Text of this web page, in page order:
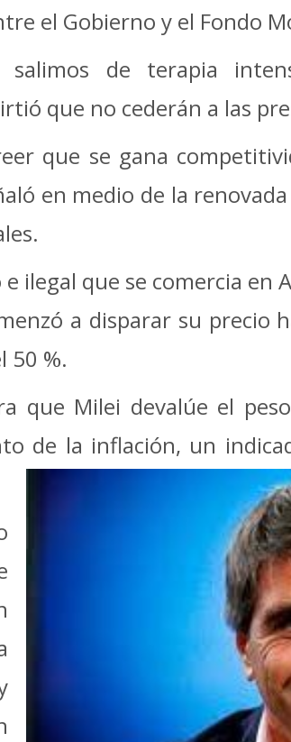
el Gobierno y el Fondo
salimos de terapia
que no cederán a las
que se gana
en medio de la
ilegal que se comercia en
a disparar su precio
50 %.
que Milei devalúe el
de la inflación, un